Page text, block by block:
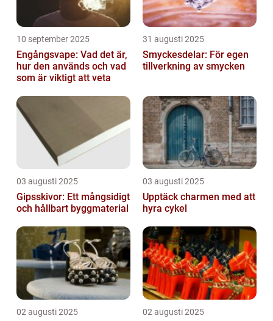
10 september 2025
Engångsvape: Vad det är,
hur den används och vad
som är viktigt att veta
31 augusti 2025
Smyckesdelar: För egen
tillverkning av smycken
03 augusti 2025
Gipsskivor: Ett mångsidigt
och hållbart byggmaterial
03 augusti 2025
Upptäck charmen med att
hyra cykel
02 augusti 2025 02 augusti 2025